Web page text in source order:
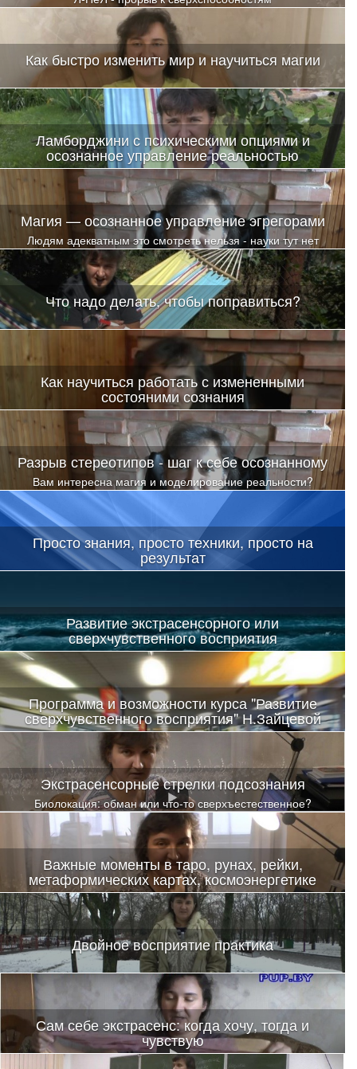
Как быстро изменить мир и научиться магии
Ламборджини с психическими опциями и
осознанное управление реальностью
Магия — осознанное управление эгрегорами
Людям адекватным это смотреть нельзя - науки тут нет
Что надо делать, чтобы поправиться?
Как научиться работать с измененными
состояними сознания
Разрыв стереотипов - шаг к себе осознанному
Вам интересна магия и моделирование реальности?
Просто знания, просто техники, просто на
результат
Развитие экстрасенсорного или
сверхчувственного восприятия
Скачать видео можно здесь
Программа и возможности курса "Развитие
сверхчувственного восприятия" Н.Зайцевой
Весь этот мир представлений просто рухнет. А после первого
погружения
Экстрасенсорные стрелки подсознания
Биолокация: обман или что-то сверхъестественное?
Важные моменты в таро, рунах, рейки,
метаформических картах, космоэнергетике
Двойное восприятие практика
Сам себе экстрасенс: когда хочу, тогда и
чувствую
Видео с картами